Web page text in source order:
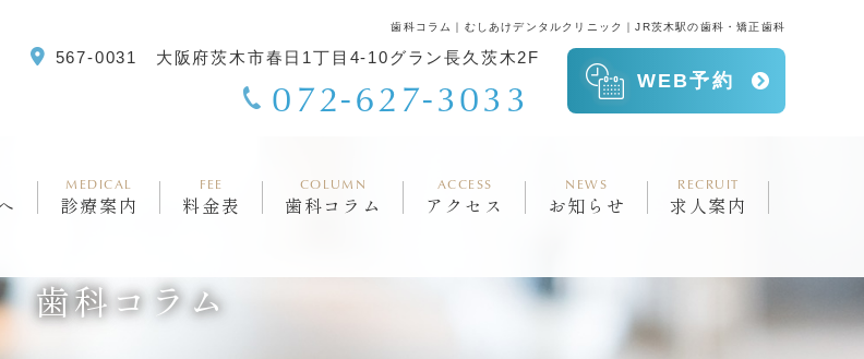
歯科コラム｜むしあけデンタルクリニック｜JR茨木駅の歯科・矯正歯科
567-0031 大阪府茨木市春日1丁目4-10グラン長久茨木2F
072-627-3033 WEB予約
MEDICAL
診療案内
FEE
料金表
COLUMN
歯科コラム
ACCESS
アクセス
NEWS
お知らせ
RECRUIT
求人案内
歯科コラム